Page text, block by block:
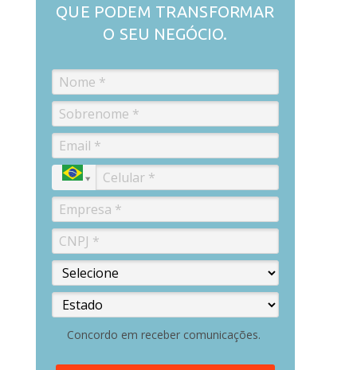
QUE PODEM TRANSFORMAR
O SEU NEGÓCIO.
Concordo em receber comunicações.